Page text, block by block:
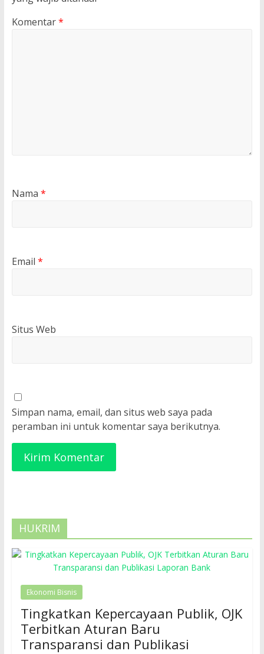
Komentar*
Nama *
Email *
Situs Web
Simpan nama, email, dan situs web saya pada
peramban ini untuk komentar saya berikutnya.
HUKRIM
Ekonomi Bisnis
Tingkatkan Kepercayaan Publik, OJK
Terbitkan Aturan Baru
Transparansi dan Publikasi